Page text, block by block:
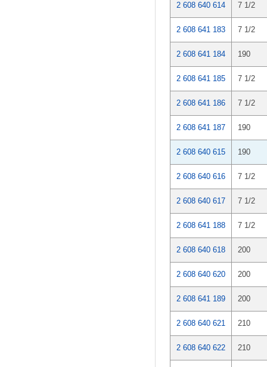
2 608 640 614 7 1/2
2 608 641 183 7 1/2
2 608 641 184 190
2 608 641 185 7 1/2
2 608 641 186 7 1/2
2 608 641 187 190
2 608 640 615 190
2 608 640 616 7 1/2
2 608 640 617 7 1/2
2 608 641 188 7 1/2
2 608 640 618 200
2 608 640 620 200
2 608 641 189 200
2 608 640 621 210
2 608 640 622 210